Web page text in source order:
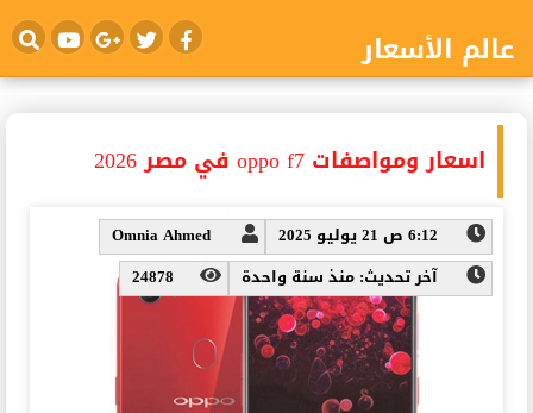
عالم الأسعار
اسعار ومواصفات oppo f7 في مصر 2026
6:12 ص 21 يوليو 2025
Omnia Ahmed
آخر تحديث: منذ سنة واحدة
24878